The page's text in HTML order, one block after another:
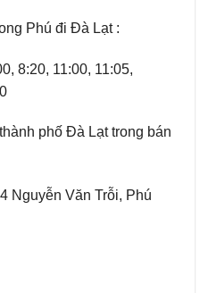
Phú đi Đà Lạt :
8:20, 11:00, 11:05,
phố Đà Lạt trong bán
Nguyễn Văn Trỗi, Phú